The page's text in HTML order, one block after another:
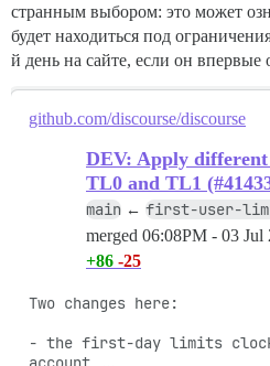
странным выбором: это может
будет находиться под
й день на сайте, если он впервые
github.com/discourse/discourse
DEV: Apply
TL0 and TL1
main ← first-user-
merged 06:08PM - 03 Jul
+86 -25
Two changes here:
- the first-day limits clock
…